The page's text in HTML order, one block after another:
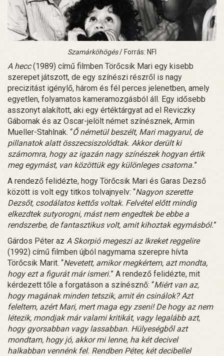
Szamárköhögés/ Forrás: NFI
A hecc(1989) című filmben Törőcsik Mari egy kisebb
szerepet játszott, de egy színészi részről is nagy
precizitást igénylő, három és fél perces jelenetben, amely
egyetlen, folyamatos kameramozgásból áll. Egy idősebb
asszonyt alakított, aki egy értéktárgyat ad el Reviczky
Gábornak és az Oscar-jelölt német színésznek, Armin
Mueller-Stahlnak. “Ő németül beszélt, Mari magyarul, de
pillanatok alatt összecsiszolódtak. Akkor derült ki
számomra, hogy az igazán nagy színészek hogyan értik
meg egymást, van közöttük egy különleges csatorna.”
A rendező felidézte, hogy Törőcsik Mari és Garas Dezső
között is volt egy titkos tolvajnyelv: “Nagyon szerette
Dezsőt, csodálatos kettős voltak. Felvétel előtt mindig
elkezdtek sutyorogni, mást nem engedtek be ebbe a
rendszerbe, de fantasztikus volt, amit kihoztak egymásból.”
Gárdos Péter az A Skorpió megeszi az Ikreket reggelire
(1992) című filmben újból nagymama szerepre hívta
Törőcsik Marit. “Nevetett, amikor megkértem, azt mondta,
hogy ezt a figurát már ismeri.” A rendező felidézte, mit
kérdezett tőle a forgatáson a színésznő: “Miért van az,
hogy magának minden tetszik, amit én csinálok? Azt
feleltem, azért Mari, mert maga egy zseni! De hogy az nem
létezik, mondjak már valami kritikát, vagy legalább azt,
hogy gyorsabban vagy lassabban. Hülyeségből azt
mondtam, hogy jó, akkor mi lenne, ha két decivel
halkabban vennénk fel. Rendben Péter, két decibellel